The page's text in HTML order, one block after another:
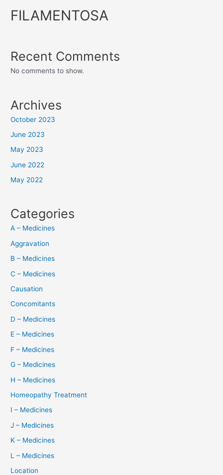
FILAMENTOSA
Recent Comments
No comments to show.
Archives
October 2023
June 2023
May 2023
June 2022
May 2022
Categories
A – Medicines
Aggravation
B – Medicines
C – Medicines
Causation
Concomitants
D – Medicines
E – Medicines
F – Medicines
G – Medicines
H – Medicines
Homeopathy Treatment
I – Medicines
J – Medicines
K – Medicines
L – Medicines
Location